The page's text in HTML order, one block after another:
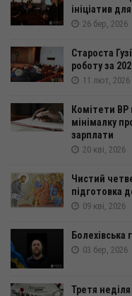
ініціатив
26 бер, 2026
Староста
роботу за
11 лют, 2026
Комітети ВР
мінімалку
зарплати
20 кві, 2026
Чистий
підготовка
09 кві, 2026
Болехівська
03 бер, 2026
Третя